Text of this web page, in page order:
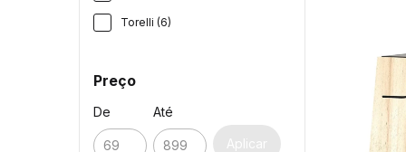
Torelli (6)
Preço
De Até
Aplicar